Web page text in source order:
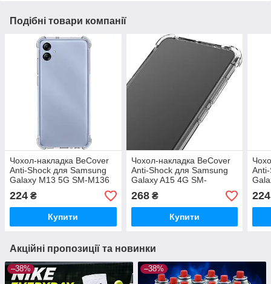
Подібні товари компанії
Чохол-накладка BeCover
Anti-Shock для Samsung
Galaxy M13 5G SM-M136
Прозорий (708628)
Силіконовий
224 ₴
Купити
Чохол-накладка BeCover
Anti-Shock для Samsung
Galaxy A15 4G SM-
A155/A15 5G SM-A156
Clear (710512)
силіконовий
268₴
Купити
224
Акційні пропозиції та новинки
–38% –38%